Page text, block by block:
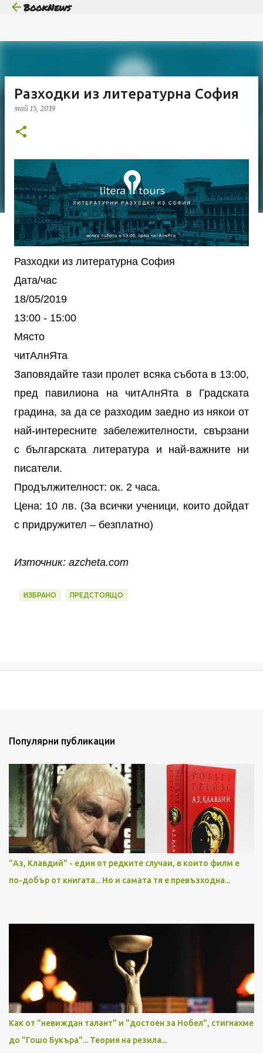
Пропускане към основното съдържание
BookNews
Разходки из литературна София
май 15, 2019
Разходки из литературна София
Дата/час
18/05/2019
13:00 - 15:00
Място
читАлнЯта
Заповядайте тази пролет всяка събота в 13:00,
пред павилиона на читАлнЯта в Градската
градина, за да се разходим заедно из някои от
най-интересните забележителности, свързани
с българската литература и най-важните ни
писатели.
Продължителност: ок. 2 часа.
Цена: 10 лв. (За всички ученици, които дойдат
с придружител – безплатно)
Източник: azcheta.com
ИЗБРАНО ПРЕДСТОЯЩО
Популярни публикации
"Аз, Клавдий" - един от редките случаи, в които филм е
по-добър от книгата... Но и самата тя е превъзходна...
Как от "невиждан талант" и "достоен за Нобел", стигнахме
до "Гошо Букъра"... Теория на резила...